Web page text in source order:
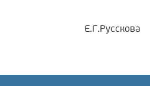
Е.Г.Русскова